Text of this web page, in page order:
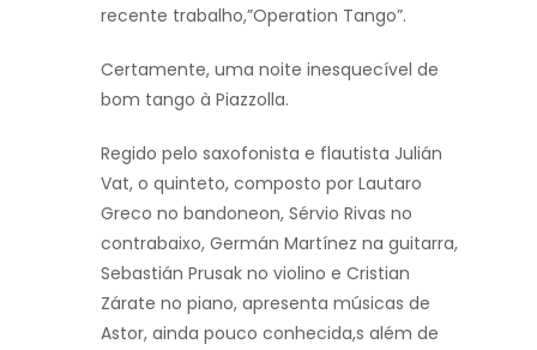
recente trabalho,”Operation Tango”.
Certamente, uma noite inesquecível de
bom tango à Piazzolla.
Regido pelo saxofonista e flautista Julián
Vat, o quinteto, composto por Lautaro
Greco no bandoneon, Sérvio Rivas no
contrabaixo, Germán Martínez na guitarra,
Sebastián Prusak no violino e Cristian
Zárate no piano, apresenta músicas de
Astor, ainda pouco conhecida,s além de